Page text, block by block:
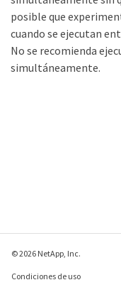
posible que
cuando se ejecutan
No se recomienda
simultáneamente.
© 2026 NetApp, Inc.
Condiciones de uso